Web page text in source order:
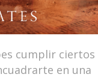
cumplir ciertos
en una